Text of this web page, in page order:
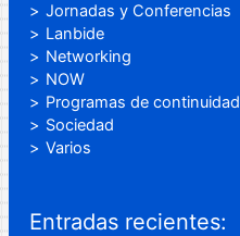
Jornadas y Conferencias
Lanbide
Networking
NOW
Programas de continuidad
Sociedad
Varios
Entradas recientes: